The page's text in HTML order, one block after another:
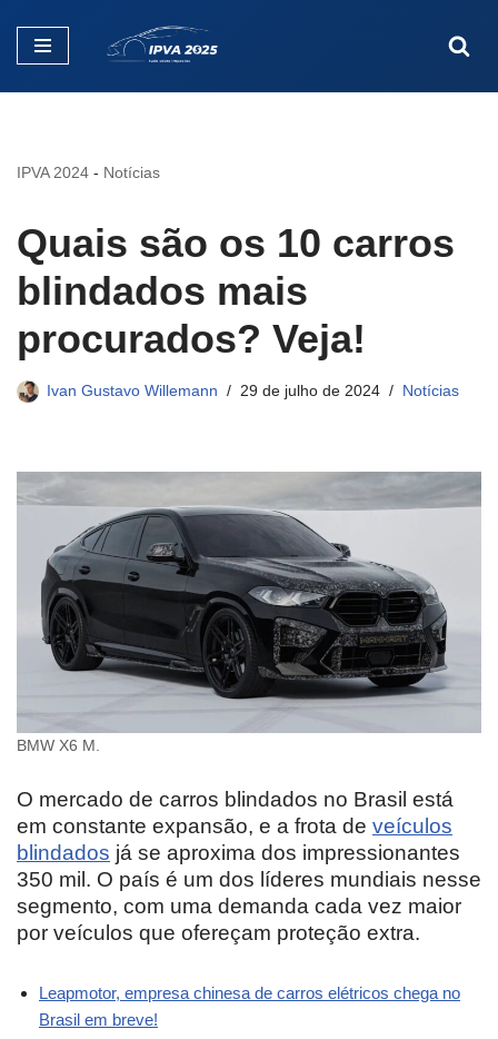
Pular
IPVA 2024 - Notícias
Quais são os 10 carros
blindados mais
procurados? Veja!
Ivan Gustavo Willemann 29 de julho de 2024 Notícias
BMW X6 M.
O mercado de carros blindados no Brasil está
em constante expansão, e a frota de veículos
blindados já se aproxima dos impressionantes
350 mil. O país é um dos líderes mundiais nesse
segmento, com uma demanda cada vez maior
por veículos que ofereçam proteção extra.
Leapmotor, empresa chinesa de carros elétricos chega no
Brasil em breve!